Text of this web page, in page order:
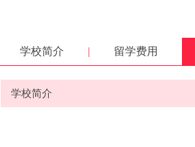
环境工程 体育管理 体育教育 软件工程
制造工程 系统工程 工程管理 技术管理
学校简介 | 留学费用
学校简介